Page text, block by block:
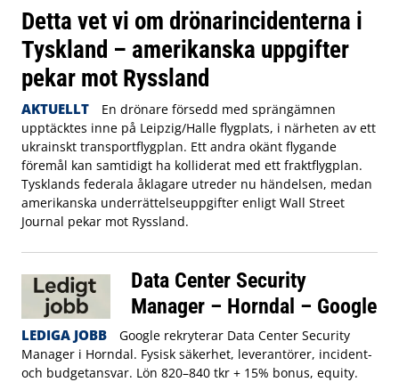
Detta vet vi om drönarincidenterna i
Tyskland – amerikanska uppgifter
pekar mot Ryssland
AKTUELLT
En drönare försedd med sprängämnen
upptäcktes inne på Leipzig/Halle flygplats, i närheten av ett
ukrainskt transportflygplan. Ett andra okänt flygande
föremål kan samtidigt ha kolliderat med ett fraktflygplan.
Tysklands federala åklagare utreder nu händelsen, medan
amerikanska underrättelseuppgifter enligt Wall Street
Journal pekar mot Ryssland.
Data Center Security
Manager – Horndal – Google
LEDIGA JOBB
Google rekryterar Data Center Security
Manager i Horndal. Fysisk säkerhet, leverantörer, incident-
och budgetansvar. Lön 820–840 tkr + 15% bonus, equity.